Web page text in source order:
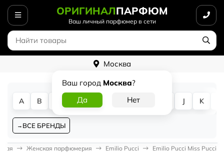
ОРИГИНАЛПАРФЮМ
Ваш личный парфюмер в сети
Москва
Ваш город Москва?
A B D G J K
ВСЕ БРЕНДЫ
Женская парфюмерия Emilio Pucci Emilio Pucci Miss Pucci